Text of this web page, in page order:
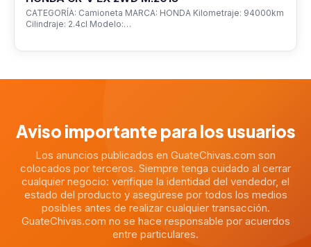
CATEGORÍA: Camioneta MARCA: HONDA Kilometraje: 94000km
Cilindraje: 2.4cl Modelo:…
Aviso importante para los usuarios
Los anuncios publicados en GuateChivas.com son
colocados por terceros. Siempre tenga cuidado al cerrar
cualquier negocio: verifique la identidad del vendedor, el
estado del producto y asegúrese por todos los medios
posibles antes de realizar cualquier transacción.
GuateChivas.com no se hace responsable por acuerdos
entre particulares.